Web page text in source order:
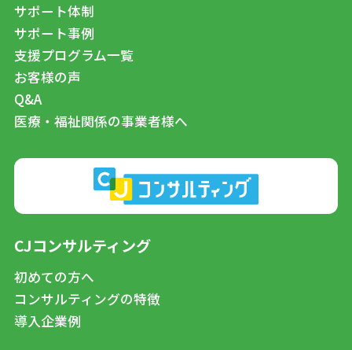
サポート体制
サポート事例
支援プログラム一覧
お客様の声
Q&A
医療・福祉関係の事業者様へ
CJコンサルティング
初めての方へ
コンサルティングの特徴
導入企業例